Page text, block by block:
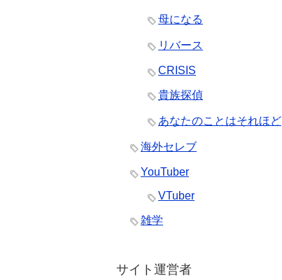
母になる
リバース
CRISIS
貴族探偵
あなたのことはそれほど
海外セレブ
YouTuber
VTuber
雑学
サイト運営者